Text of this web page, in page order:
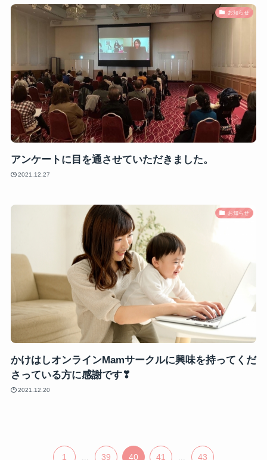
お知らせ
アンケートに目を通させていただきました。
2021.12.27
お知らせ
かけはしオンラインMamサークルに興味を持ってくだ
さっている方に感謝です❣
2021.12.20
1 39 40 41 43